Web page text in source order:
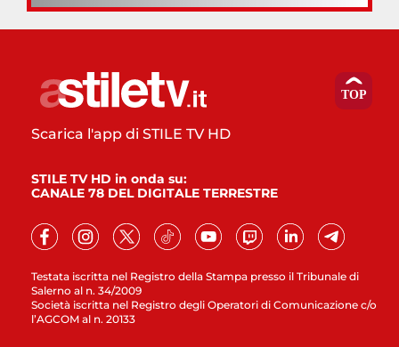
Testata iscritta nel Registro della Stampa presso il Tribunale di
Salerno al n. 34/2009
Società iscritta nel Registro degli Operatori di Comunicazione c/o
l’AGCOM al n. 20133
Scarica l'app di STILE TV HD
STILE TV HD in onda su:
CANALE 78 DEL DIGITALE TERRESTRE